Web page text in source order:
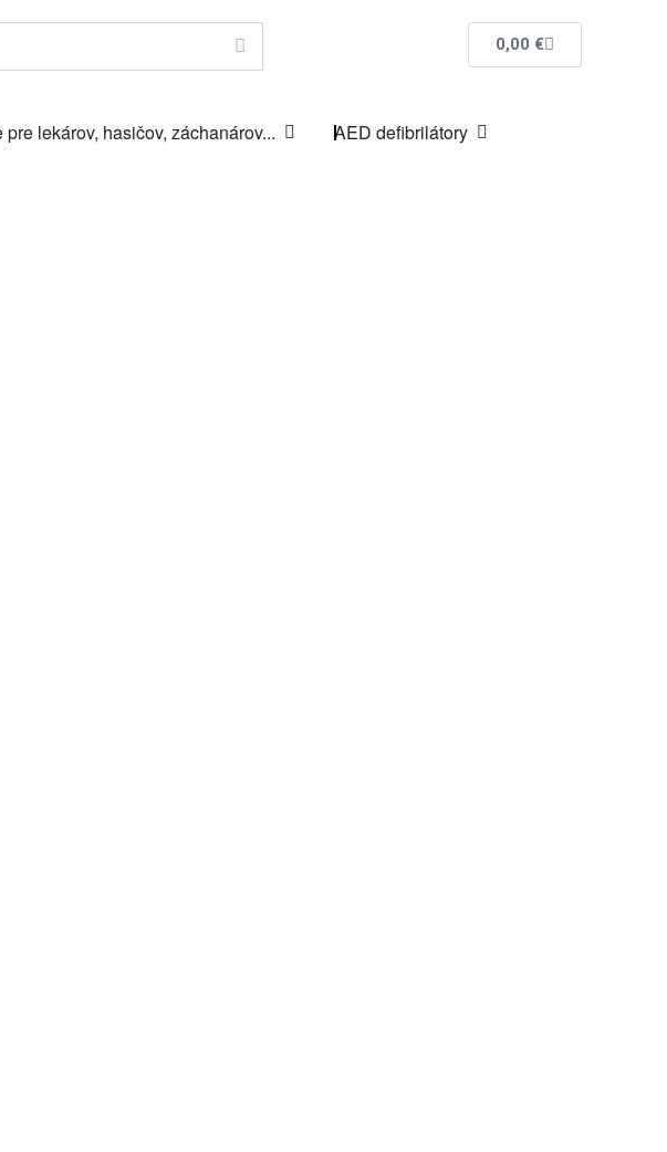
0,00 €
lekárov, hasičov, záchanárov...
AED defibrilátory